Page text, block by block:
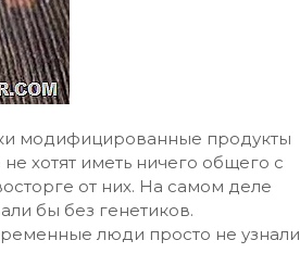
модифицированные продукты
хотят иметь ничего общего с
от них. На самом деле
бы без генетиков.
люди просто не узнали